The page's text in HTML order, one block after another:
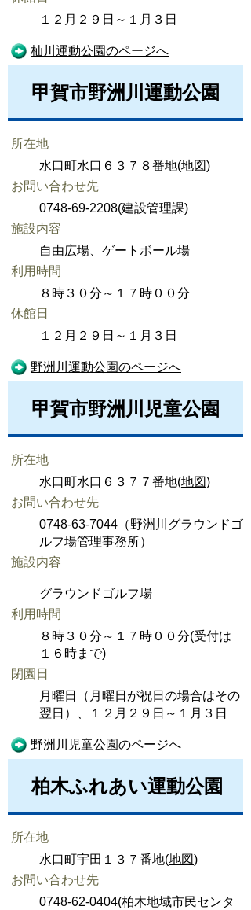
１２月２９日～１月３日
杣川運動公園のページへ
甲賀市野洲川運動公園
所在地
水口町水口６３７８番地(地図)
お問い合わせ先
0748-69-2208(建設管理課)
施設内容
自由広場、ゲートボール場
利用時間
８時３０分～１７時００分
休館日
１２月２９日～１月３日
野洲川運動公園のページへ
甲賀市野洲川児童公園
所在地
水口町水口６３７７番地(地図)
お問い合わせ先
0748-63-7044（野洲川グラウンドゴ
ルフ場管理事務所）
施設内容
グラウンドゴルフ場
利用時間
８時３０分～１７時００分(受付は
１６時まで)
閉園日
月曜日（月曜日が祝日の場合はその
翌日）、１２月２９日～１月３日
野洲川児童公園のページへ
柏木ふれあい運動公園
所在地
水口町宇田１３７番地(地図)
お問い合わせ先
0748-62-0404(柏木地域市民センタ